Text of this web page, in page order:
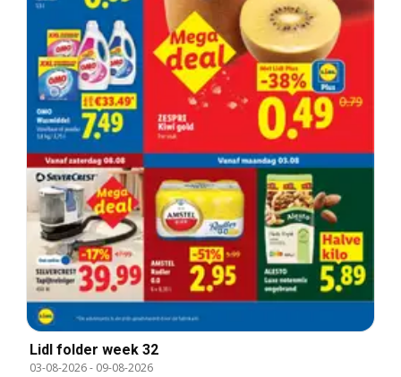
Lidl folder week 32
03-08-2026- 09-08-2026